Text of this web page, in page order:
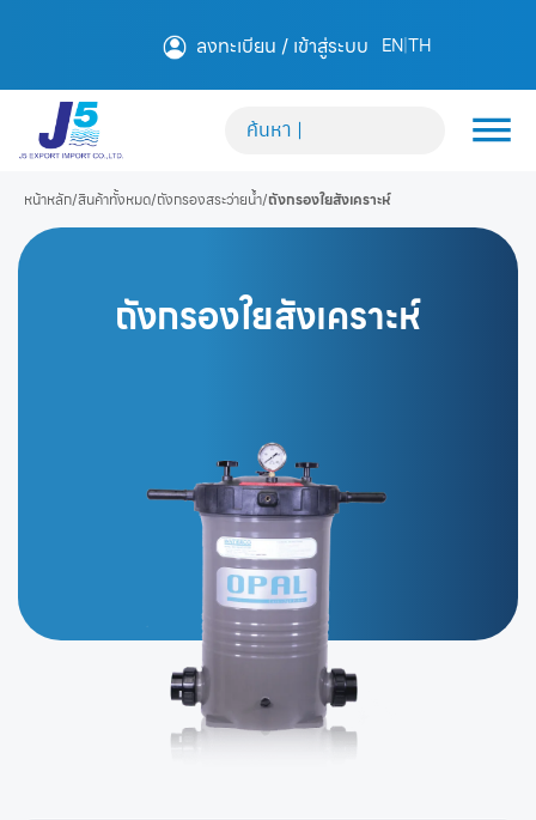
ลงทะเบียน / เข้าสู่ระบบ EN|TH
หน้าหลัก/สินค้าทั้งหมด/ถังกรองสระว่ายน้ำ/ถังกรองใยสังเคราะห์
ถังกรองใยสังเคราะห์